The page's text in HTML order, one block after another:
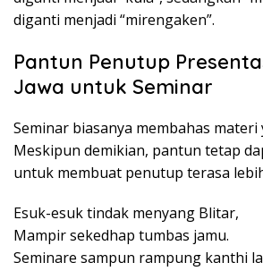
diganti menjadi “mirengaken”.
Pantun Penutup
Jawa untuk Seminar
Seminar biasanya membahas
Meskipun demikian, pantun tetap
untuk membuat penutup terasa
Esuk-esuk tindak menyang Blitar,
Mampir sekedhap tumbas jamu.
Seminare sampun rampung kanthi